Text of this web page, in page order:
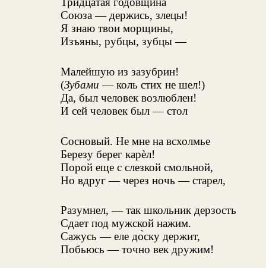
Союза — держись, злецы!
Я знаю твои морщины,
Изъяны, рубцы, зубцы —
Малейшую из зазубрин!
(Зубами — коль стих не шел!)
Да, был человек возлюблен!
И сей человек был — стол
Сосновый. Не мне на всхолмье
Березу берег карѐл!
Порой еще с слезкой смольной,
Но вдруг — через ночь — старел,
Разумнел, — так школьник дерзость
Сдает под мужской нажим.
Сажусь — еле до̀ску держит,
Побьюсь — точно век дружим!